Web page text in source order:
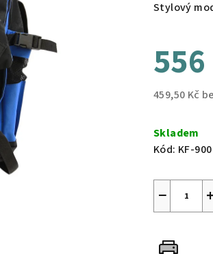
Stylový
459,50 Kč
cena:
Skladem
Kód: KF-900
−